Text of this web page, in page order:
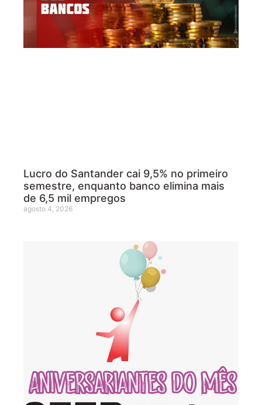
Lucro do Santander cai 9,5% no primeiro
semestre, enquanto banco elimina mais
de 6,5 mil empregos
agosto 4, 2026